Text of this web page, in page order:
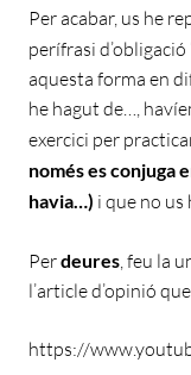
Per acabar, us he
perífrasi d’obligació
aquesta forma en
he hagut de…,
exercici per
només es conjuga
havia…) i que no us
Perdeures , feu la
l’article d’opinió
https://